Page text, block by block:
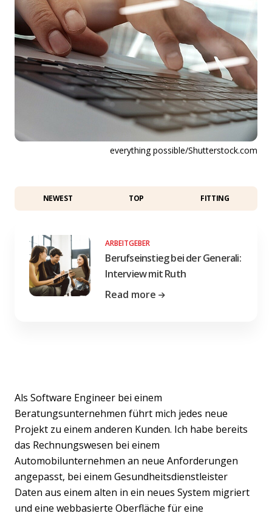
everything possible/Shutterstock.com
NEWEST TOP FITTING
ARBEITGEBER
Berufseinstieg bei der Generali:
Interview mit Ruth
Read more
Als Software Engineer bei einem
Beratungsunternehmen führt mich jedes neue
Projekt zu einem anderen Kunden. Ich habe bereits
das Rechnungswesen bei einem
Automobilunternehmen an neue Anforderungen
angepasst, bei einem Gesundheitsdienstleister
Daten aus einem alten in ein neues System migriert
und eine webbasierte Oberfläche für eine